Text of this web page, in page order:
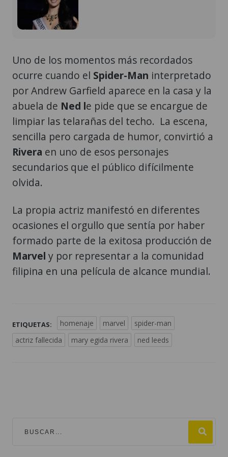
Uno de los momentos más recordados
ocurre cuando el Spider-Man interpretado
por Andrew Garfield aparece en la casa y la
abuela de Ned le pide que se encargue de
limpiar las telarañas del techo. La escena,
sencilla pero cargada de humor, convirtió a
Rivera en uno de esos personajes
secundarios que el público difícilmente
olvida.
La propia actriz manifestó en diferentes
ocasiones el orgullo que sentía por haber
formado parte de la exitosa producción de
Marvel y por representar a la comunidad
filipina en una película de alcance mundial.
ETIQUETAS: homenaje marvel
spider-man
actriz fallecida
mary egida rivera ned leeds